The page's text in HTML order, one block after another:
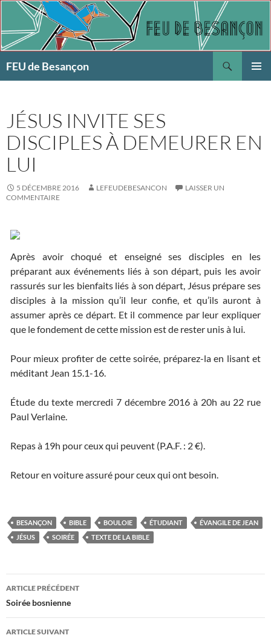
Aller
contenu
FEU de Besançon
JÉSUS INVITE SES
DISCIPLES À DEMEURER EN
LUI
5 DÉCEMBRE 2016 LEFEUDEBESANCON
LAISSER UN
COMMENTAIRE
Après avoir choqué et enseigné ses disciples en les
préparant aux événements liés à son départ, puis les avoir
rassurés sur les bienfaits liés à son départ, Jésus prépare ses
disciples à la mission qu’il leur confie, et qu’ils auront à
assumer après ce départ. Et il commence par leur expliquer
que le fondement de cette mission est de rester unis à lui.
Pour mieux profiter de cette soirée, préparez-la en lisant et
méditant Jean 15.1-16.
Étude du texte mercredi 7 décembre 2016 à 20h au 22 rue
Paul Verlaine.
Repas à 19h pour ceux qui peuvent (P.A.F. : 2 €).
Retour en voiture assuré pour ceux qui ont besoin.
BESANÇON BIBLE BOULOIE ÉTUDIANT
ÉVANGILE DE JEAN
JÉSUS
SOIRÉE TEXTE DE LA BIBLE
Navigation
des
ARTICLE PRÉCÉDENT
Soirée bosnienne
ARTICLE SUIVANT